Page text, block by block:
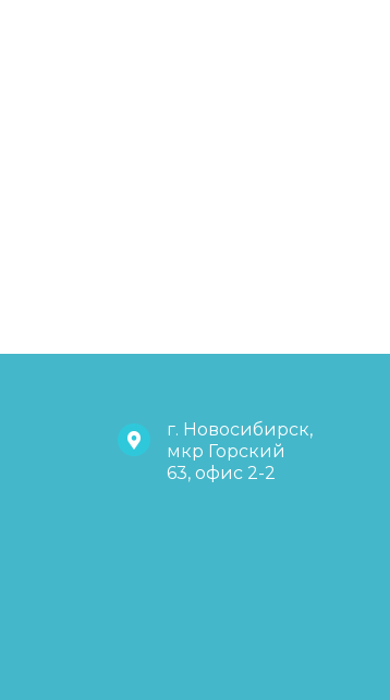
г. Новосибирск,
мкр Горский
63, офис 2-2